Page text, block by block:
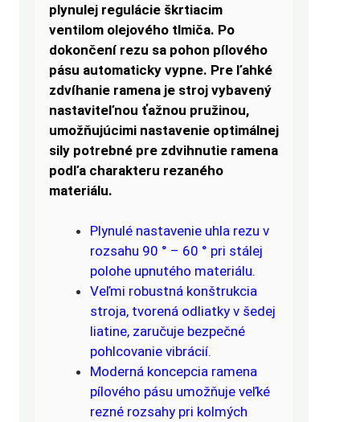
plynulej regulácie škrtiacim
ventilom olejového tlmiča. Po
dokončení rezu sa pohon pílového
pásu automaticky vypne. Pre ľahké
zdvíhanie ramena je stroj vybavený
nastaviteľnou ťažnou pružinou,
umožňujúcimi nastavenie optimálnej
sily potrebné pre zdvihnutie ramena
podľa charakteru rezaného
materiálu.
Plynulé nastavenie uhla rezu v
rozsahu 90 ° – 60 ° pri stálej
polohe upnutého materiálu.
Veľmi robustná konštrukcia
stroja, tvorená odliatky v šedej
liatine, zaručuje bezpečné
pohlcovanie vibrácií.
Moderná koncepcia ramena
pílového pásu umožňuje veľké
rezné rozsahy pri kolmých